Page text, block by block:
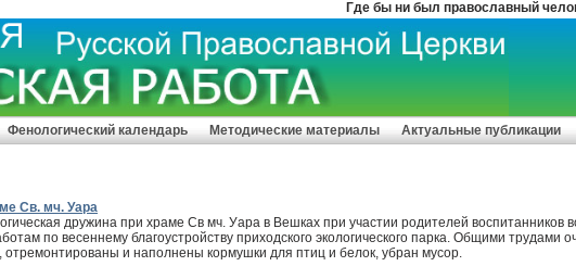
Где бы ни был православный человек,
Фенологический календарь Методические материалы Актуальные публикации
Св. мч. Уара
дружина при храме Св мч. Уара в Вешках при участии родителей воспитанников
по весеннему благоустройству приходского экологического парка. Общими трудами
отремонтированы и наполнены кормушки для птиц и белок, убран мусор.